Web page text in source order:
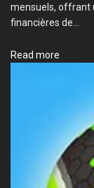
mensuels, offrant
financières de...
Read more